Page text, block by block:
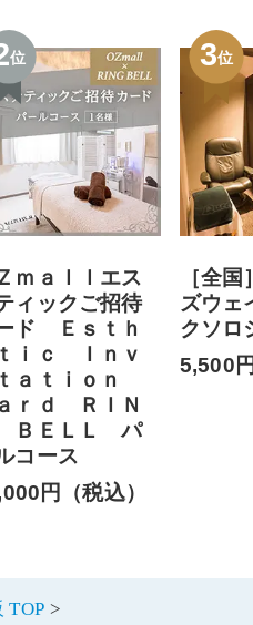
位
ｍａｌｌエス
ィックご招待
ド Ｅｓｔｈ
ｉｃ Ｉｎｖ
ａｔｉｏｎ
ｒｄ ＲＩＮ
ＢＥＬＬ パ
コース
円（税込）
3位
［全
ズウ
クソロ
5,500
TOP